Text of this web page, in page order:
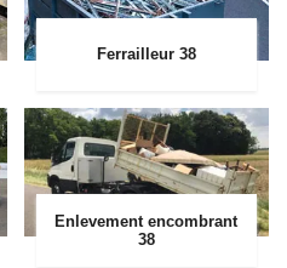
Ferrailleur 38
Enlevement encombrant
38